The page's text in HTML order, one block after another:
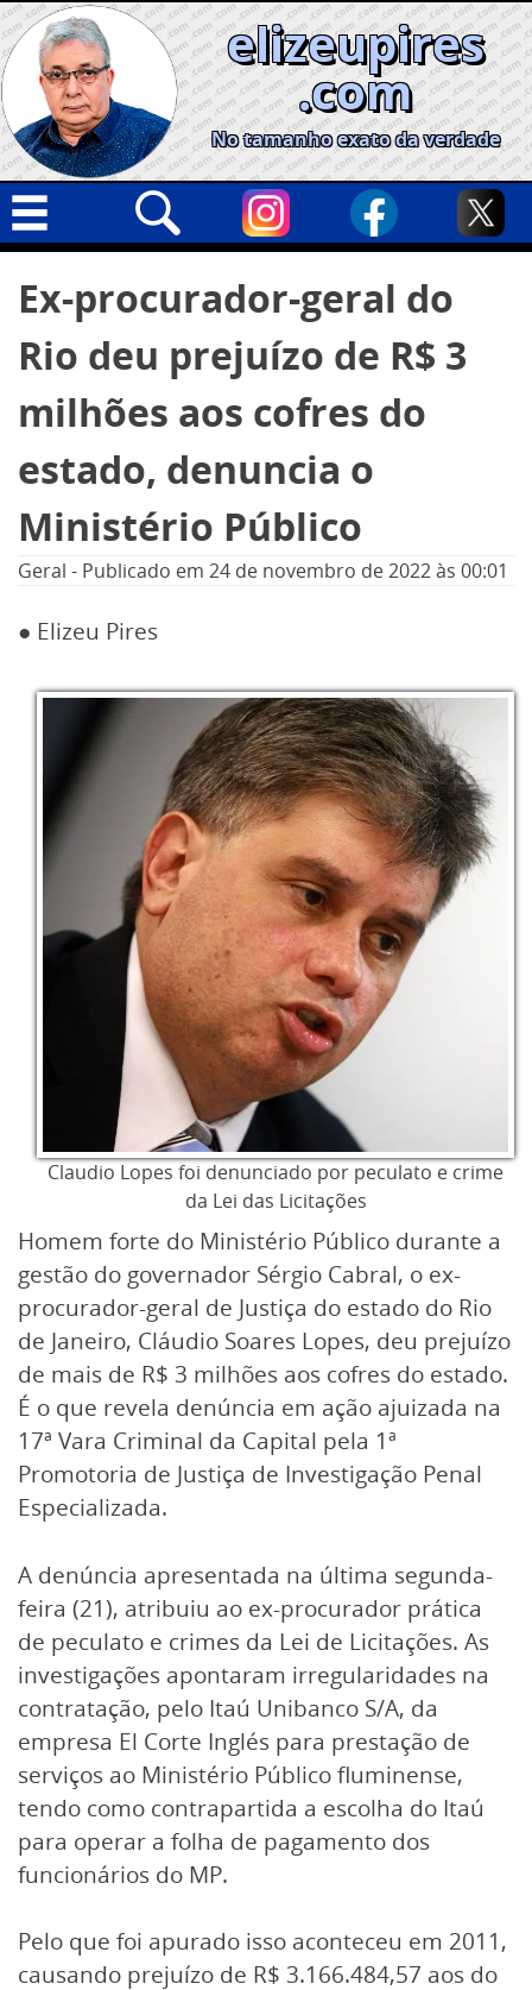
Skip
to
content
elizeupires
.com
No tamanho exato da verdade
Geral
Cidades
Política
Opinião
Informe especial
por:
Ex-procurador-geral do
Rio deu prejuízo de R$ 3
milhões aos cofres do
estado, denuncia o
Ministério Público
Geral - Publicado em 24 de novembro de 2022às 00:01
● Elizeu Pires
Claudio Lopes foi denunciado por peculato e crime
da Lei das Licitações
Homem forte do Ministério Público durante a
gestão do governador Sérgio Cabral, o ex-
procurador-geral de Justiça do estado do Rio
de Janeiro, Cláudio Soares Lopes, deu prejuízo
de mais de R$ 3 milhões aos cofres do estado.
É o que revela denúncia em ação ajuizada na
17ª Vara Criminal da Capital pela 1ª
Promotoria de Justiça de Investigação Penal
Especializada.
A denúncia apresentada na última segunda-
feira (21), atribuiu ao ex-procurador prática
de peculato e crimes da Lei de Licitações. As
investigações apontaram irregularidades na
contratação, pelo Itaú Unibanco S/A, da
empresa El Corte Inglés para prestação de
serviços ao Ministério Público fluminense,
tendo como contrapartida a escolha do Itaú
para operar a folha de pagamento dos
funcionários do MP.
Pelo que foi apurado isso aconteceu em 2011,
causando prejuízo de R$ 3.166.484,57 aos do